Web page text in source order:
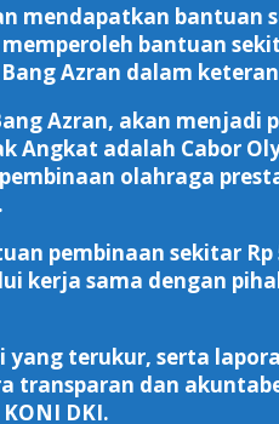
mendapatkan bantuan
bantuan
Azran dalam
Azran, akan
adalah Cabor
olahraga
pembinaan sekitar
kerja sama dengan
terukur, serta
dan
DKI.